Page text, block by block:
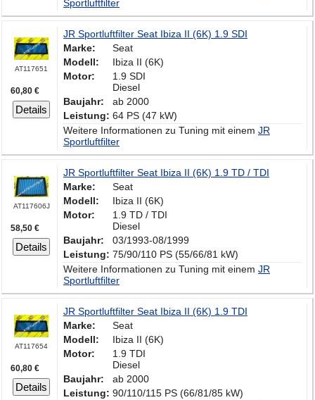
Sportluftfilter
AT117651
60,80 €
Details
JR Sportluftfilter Seat Ibiza II (6K) 1.9 SDI
Marke:
Seat
Modell:
Ibiza II (6K)
Motor:
1.9 SDI
Diesel
Baujahr:
ab 2000
Leistung: 64 PS (47 kW)
Weitere Informationen zu Tuning mit einem JR
Sportluftfilter
AT117606J
58,50 €
Details
JR Sportluftfilter Seat Ibiza II (6K) 1.9 TD / TDI
Marke:
Seat
Modell:
Ibiza II (6K)
Motor:
1.9 TD / TDI
Diesel
Baujahr:
03/1993-08/1999
Leistung: 75/90/110 PS (55/66/81 kW)
Weitere Informationen zu Tuning mit einem JR
Sportluftfilter
AT117654
60,80 €
Details
JR Sportluftfilter Seat Ibiza II (6K) 1.9 TDI
Marke:
Seat
Modell:
Ibiza II (6K)
Motor:
1.9 TDI
Diesel
Baujahr:
ab 2000
Leistung: 90/110/115 PS (66/81/85 kW)